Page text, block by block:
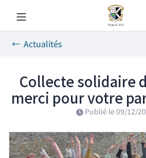
contenu
Actualités
Collecte solidaire
merci pour votre
Publié le 09/12/